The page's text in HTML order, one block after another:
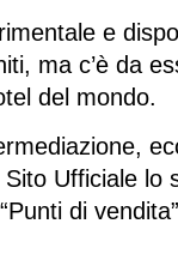
e
ma c’è da
del mondo.
Ufficiale lo
di